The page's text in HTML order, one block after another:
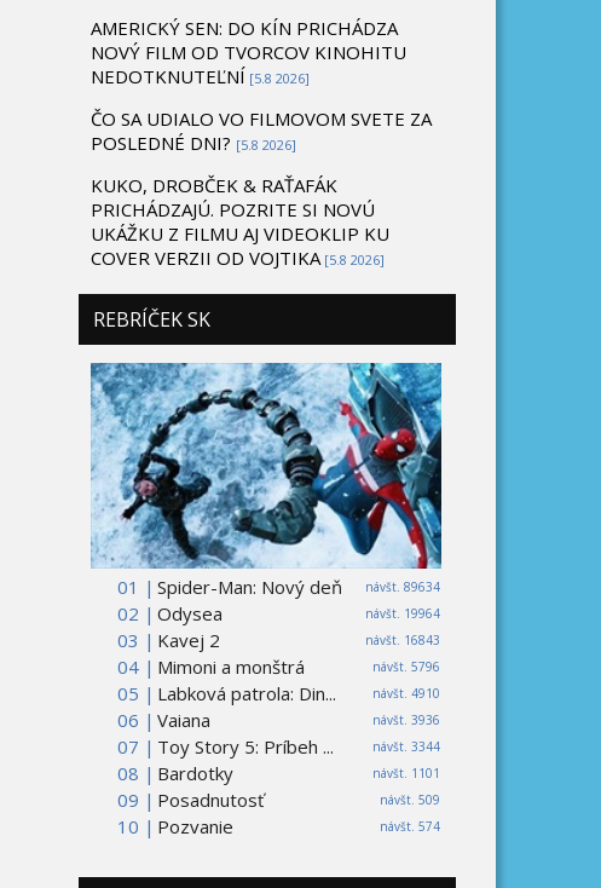
AMERICKÝ SEN: DO KÍN PRICHÁDZA
NOVÝ FILM OD TVORCOV KINOHITU
NEDOTKNUTEĽNÍ [5.8 2026]
ČO SA UDIALO VO FILMOVOM SVETE ZA
POSLEDNÉ DNI? [5.8 2026]
KUKO, DROBČEK & RAŤAFÁK
PRICHÁDZAJÚ. POZRITE SI NOVÚ
UKÁŽKU Z FILMU AJ VIDEOKLIP KU
COVER VERZII OD VOJTIKA [5.8 2026]
REBRÍČEK SK
01 | návšt. 89634
Spider-Man: Nový deň
02 |
návšt. 19964
Odysea
03 |
návšt. 16843
Kavej 2
04 |
návšt. 5796
Mimoni a monštrá
05 |
návšt. 4910
Labková patrola: Din...
06 |
návšt. 3936
Vaiana
07 |
návšt. 3344
Toy Story 5: Príbeh ...
08 |
návšt. 1101
Bardotky
09 |
návšt. 509
Posadnutosť
10 |
návšt. 574
Pozvanie